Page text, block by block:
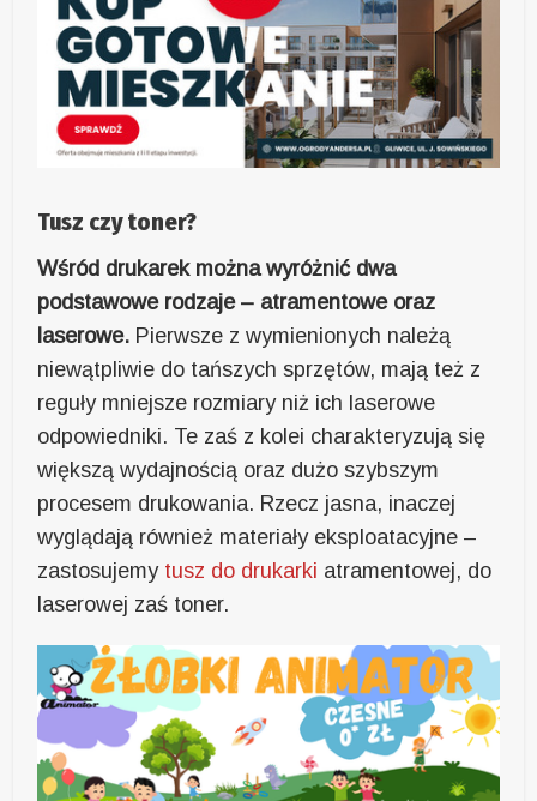
Tusz czy toner?
Wśród drukarek można wyróżnić dwa
podstawowe rodzaje – atramentowe oraz
laserowe. Pierwsze z wymienionych należą
niewątpliwie do tańszych sprzętów, mają też z
reguły mniejsze rozmiary niż ich laserowe
odpowiedniki. Te zaś z kolei charakteryzują się
większą wydajnością oraz dużo szybszym
procesem drukowania. Rzecz jasna, inaczej
wyglądają również materiały eksploatacyjne –
zastosujemy tusz do drukarki atramentowej, do
laserowej zaś toner.